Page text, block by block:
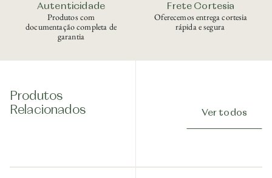
Autenticidade
Produtos com
documentação completa de
garantia
Frete Cortesia
Oferecemos entrega cortesia
rápida e segura
Produtos
Relacionados
Ver todos